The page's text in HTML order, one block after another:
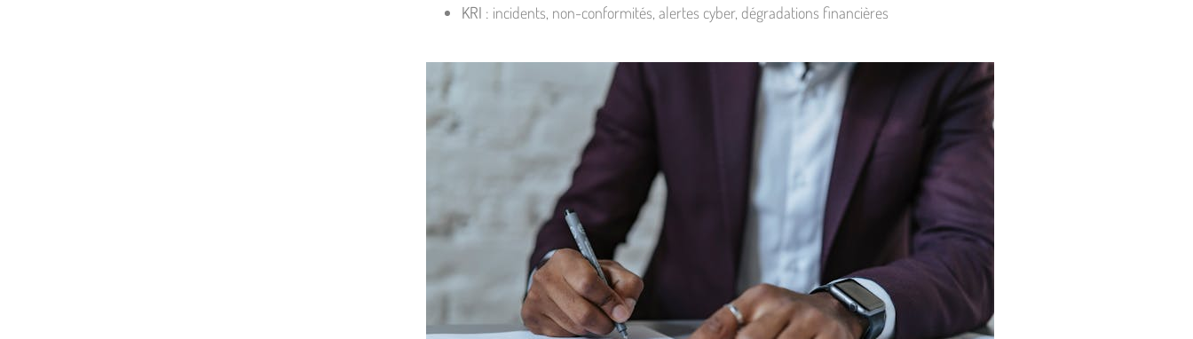
KRI : incidents, non-conformités, alertes cyber, dégradations financières